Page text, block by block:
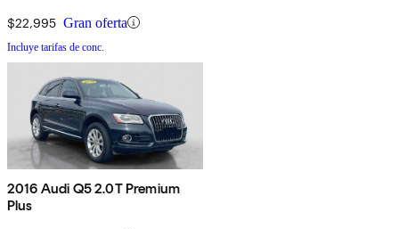
$22,995 Gran oferta
Incluye tarifas de conc.
2016 Audi Q5 2.0T Premium
Plus